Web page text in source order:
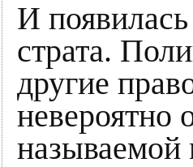
И
страта.
другие
невероятно
называемой